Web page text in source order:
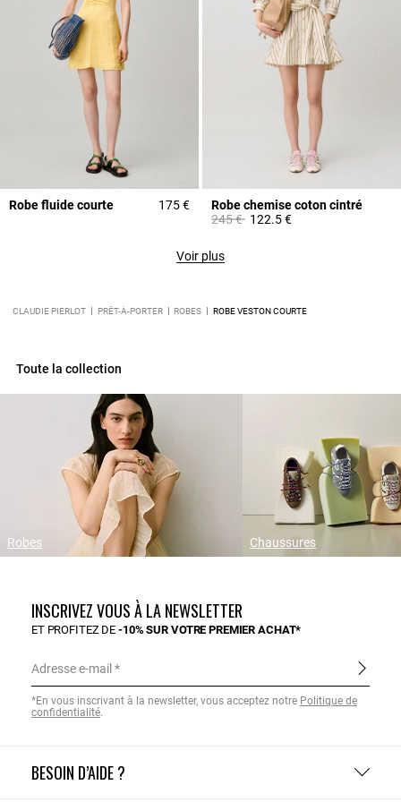
Robe fluide courte 175 €
Robe chemise coton cintré
Prix réduit à partir de
245 €à122.5 €
Voir plus
CLAUDIE PIERLOT PRÊT-À-PORTER ROBES ROBE VESTON COURTE
Toute la collection
Robes Chaussures
BESOIN D’AIDE ?
INSCRIVEZ VOUS À LA NEWSLETTER
ET PROFITEZ DE-10% SUR VOTRE PREMIER ACHAT*
Adresse e-mail
*En vous inscrivant à la newsletter, vous acceptez notre Politique de
confidentialité.